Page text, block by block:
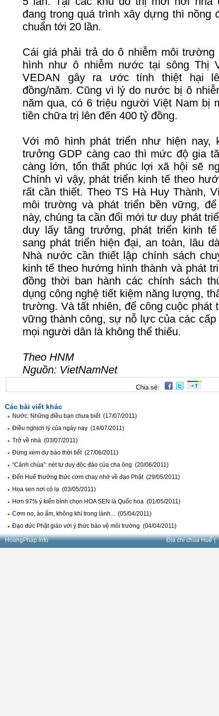
đang trong quá trình xây dựng thì nồng
chuẩn tới 20 lần.
Cái giá phải trảdo ô nhiễm môi trường
hình như ô nhiễm nước tại sông Thị
VEDAN gây ra ước tính thiệt hại
đồng/năm. Cũng vì lý do nước bị ô
năm qua, có 6 triệu người Việt Nam bị
tiền chữa trị lên đến 400 tỷ đồng.
Với mô hình phát triển như hiện nay,
trưởng GDP càng cao thì mức độ gia
càng lớn, tổn thất phúc lợi xã hội sẽ
Chính vì vậy, phát triển kinh tế theo
rất cần thiết. Theo TS Hà Huy Thành,
môi trường và phát triển bền vững, để
này, chúng ta cần đổi mới tư duy phát
duy lấy tăng trưởng, phát triển kinh tế
sang phát triển hiện đại, an toàn, lâu
Nhà nước cần thiết lập chính sách
kinh tế theo hướng hình thành và phát
đồng thời ban hành các chính sách
dụng công nghệ tiết kiệm năng lượng,
trường. Và tất nhiên, để công cuộc phát
vững thành công,sự nỗ lực của các cấp
mọi người dân là không thể thiếu.
Theo HNM
Nguồn: VietNamNet
Chia sẻ:
Các bài viết khác
Nước: Những điều bạn chưa biết (17/07/2011)
Điều nghịch lý của ngày nay (14/07/2011)
Trở về nhà (03/07/2011)
Đừng xem dự báo thời tiết (27/06/2011)
“Cảnh chùa”: nét tư duy độc đáo của cha ông (20/06/2011)
Đến Huế thưởng thức cơm chay nhớ về đạo Phật (29/05/2011)
Hoa sen nơi cỏ lạ (03/05/2011)
Hơn 97% ý kiến bình chọn HOA SEN là Quốc hoa (01/05/2011)
Cơm no, áo ấm, không khí trong lành... (05/04/2011)
Đạo đức Phật giáo với ý thức bảo vệ môi trường (04/04/2011)
HoangPhap.info Địa chỉ chùa Huế |